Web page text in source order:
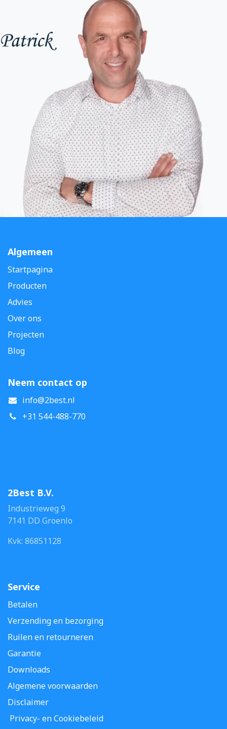
Algemeen
Startpagina
Producten
Advies
Over ons
Projecten
Blog
Neem contact op
info@2best.nl
+31 544-488-770
2Best B.V.
Industrieweg 9
7141 DD Groenlo
Kvk: 86851128
Service
Betalen
Verzending en bezorging
Ruilen en retourneren
Garantie
Downloads
Algemene voorwaarden
Disclaimer
Privacy- en Cookiebeleid